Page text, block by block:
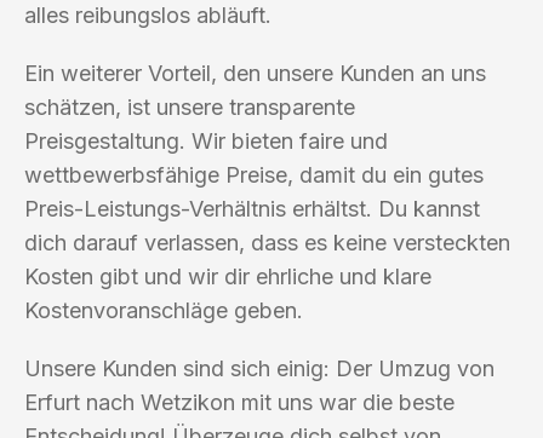
alles reibungslos abläuft.
Ein weiterer Vorteil, den unsere Kunden an uns
schätzen, ist unsere transparente
Preisgestaltung. Wir bieten faire und
wettbewerbsfähige Preise, damit du ein gutes
Preis-Leistungs-Verhältnis erhältst. Du kannst
dich darauf verlassen, dass es keine versteckten
Kosten gibt und wir dir ehrliche und klare
Kostenvoranschläge geben.
Unsere Kunden sind sich einig: Der Umzug von
Erfurt nach Wetzikon mit uns war die beste